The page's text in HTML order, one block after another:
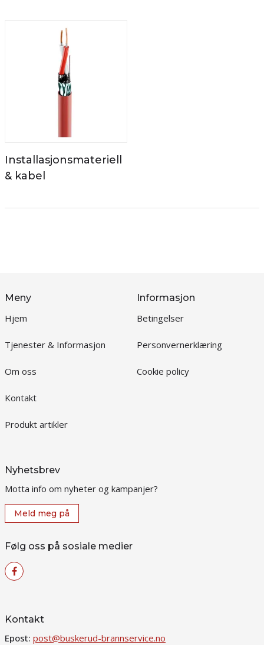
Installasjonsmateriell
& kabel
Meny
Hjem
Tjenester & Informasjon
Om oss
Kontakt
Produkt artikler
Informasjon
Betingelser
Personvernerklæring
Cookie policy
Nyhetsbrev
Motta info om nyheter og kampanjer?
Meld meg på
Følg oss på sosiale medier
Kontakt
Epost: post@buskerud-brannservice.no